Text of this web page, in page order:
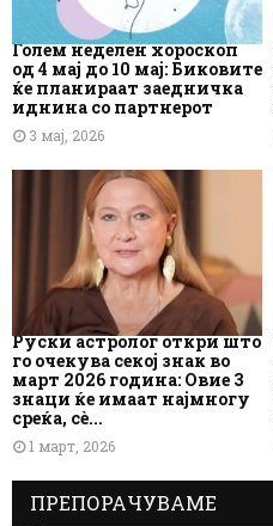
Голем неделен хороскоп
од 4 мај до 10 мај: Биковите
ќе планираат заедничка
иднина со партнерот
3 мај, 2026
Руски астролог откри што
го очекува секој знак во
март 2026 година: Овие 3
знаци ќе имаат најмногу
среќа, сè...
1 март, 2026
ПРЕПОРАЧУВАМЕ